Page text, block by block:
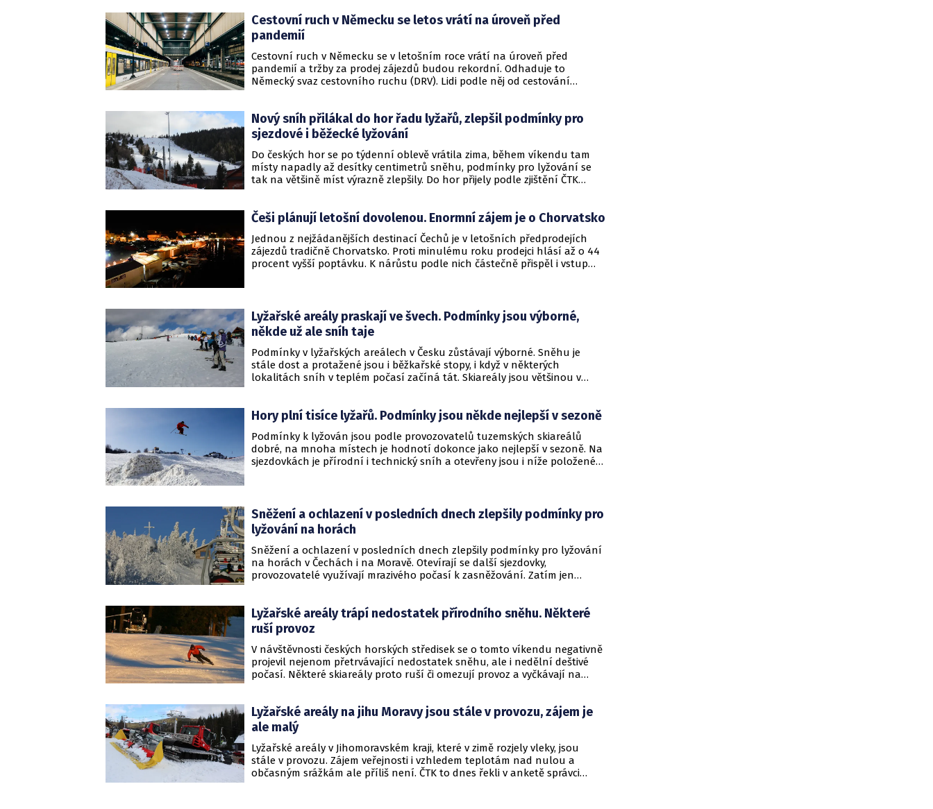
provoz svých středisek, jiní je chtějí udržet v chodu alespoň do konce
března. Vyplývá to z dnešních zjištění krajských zpravodajů ČTK.
Cestovní ruch v Německu se letos vrátí na úroveň před
pandemií
Cestovní ruch v Německu se v letošním roce vrátí na úroveň před
pandemií a tržby za prodej zájezdů budou rekordní. Odhaduje to
Německý svaz cestovního ruchu (DRV). Lidi podle něj od cestování
Reuters.
Nový sníh přilákal do hor řadu lyžařů, zlepšil podmínky pro
sjezdové i běžecké lyžování
Do českých hor se po týdenní oblevě vrátila zima, během víkendu tam
místy napadly až desítky centimetrů sněhu, podmínky pro lyžování se
tak na většině míst výrazně zlepšily. Do hor přijely podle zjištění ČTK
dlouhou sáňkařskou cestu. Na hřebenech Krkonoš dosáhla celková
sněhová pokrývka 80 až 130 centimetrů, lavinové nebezpečí stouplo na
třetí stupeň z pětibodové škály, v Jeseníkách nadále platí druhý stupeň.
Češi plánují letošní dovolenou. Enormní zájem je o Chorvatsko
Jednou z nejžádanějších destinací Čechů je v letošních předprodejích
zájezdů tradičně Chorvatsko. Proti minulému roku prodejci hlásí až o 44
procent vyšší poptávku. K nárůstu podle nich částečně přispěl i vstup
Lyžařské areály praskají ve švech. Podmínky jsou výborné,
někde už ale sníh taje
Podmínky v lyžařských areálech v Česku zůstávají výborné. Sněhu je
stále dost a protažené jsou i běžkařské stopy, i když v některých
lokalitách sníh v teplém počasí začíná tát. Skiareály jsou většinou v
meteorologů sice pršet, na horách ale má sněžit a v neděli se má
Hory plní tisíce lyžařů. Podmínky jsou někde nejlepší v sezoně
Podmínky k lyžován jsou podle provozovatelů tuzemských skiareálů
dobré, na mnoha místech je hodnotí dokonce jako nejlepší v sezoně. Na
sjezdovkách je přírodní i technický sníh a otevřeny jsou i níže položené
všech jejích závodů se postaví přes 9000 lyžařů.
Sněžení a ochlazení v posledních dnech zlepšily podmínky pro
lyžování na horách
Sněžení a ochlazení v posledních dnech zlepšily podmínky pro lyžování
na horách v Čechách i na Moravě. Otevírají se další sjezdovky,
provozovatelé využívají mrazivého počasí k zasněžování. Zatím jen
turnusech rozdělených po okresech potrvá až do druhé poloviny
března.
Lyžařské areály trápí nedostatek přírodního sněhu. Některé
ruší provoz
V návštěvnosti českých horských středisek se o tomto víkendu negativně
projevil nejenom přetrvávající nedostatek sněhu, ale i nedělní deštivé
počasí. Některé skiareály proto ruší či omezují provoz a vyčkávají na
kdy některý střediska zaznamenala zvýšenou návštěvnost.
Lyžařské areály na jihu Moravy jsou stále v provozu, zájem je
ale malý
Lyžařské areály v Jihomoravském kraji, které v zimě rozjely vleky, jsou
stále v provozu. Zájem veřejnosti i vzhledem teplotám nad nulou a
občasným srážkám ale příliš není. ČTK to dnes řekli v anketě správci